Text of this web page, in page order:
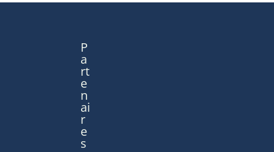
P
a
rt
e
n
ai
r
e
s